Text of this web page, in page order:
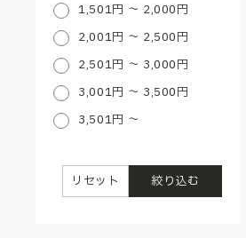
1,501円 ～ 2,000円
2,001円 ～ 2,500円
2,501円 ～ 3,000円
3,001円 ～ 3,500円
3,501円 ～
絞り込む
リセット